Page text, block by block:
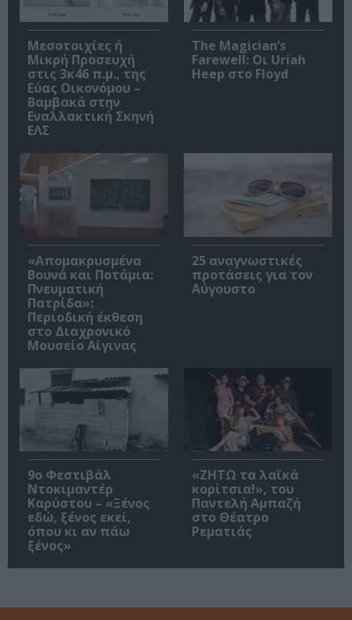
Μεσοτοιχίες ή
Μικρή Προσευχή
στις 3κ46 π.μ., της
Εύας Οικονόμου –
Βαμβακά στην
Εναλλακτική Σκηνή
ΕΛΣ
The Magician’s
Farewell: Οι Uriah
Heep στο Floyd
«Απομακρυσμένα
Βουνά και Ποτάμια:
Πνευματική
Πατρίδα»:
Περιοδική έκθεση
στο Διαχρονικό
Μουσείο Αίγινας
25 αναγνωστικές
προτάσεις για τον
Αύγουστο
9ο Φεστιβάλ
Ντοκιμαντέρ
Καρύστου – «Ξένος
εδώ, ξένος εκεί,
όπου κι αν πάω
ξένος»
«ΖΗΤΩ τα λαϊκά
κορίτσια!», του
Παντελή Αμπαζή
στο Θέατρο
Ρεματιάς